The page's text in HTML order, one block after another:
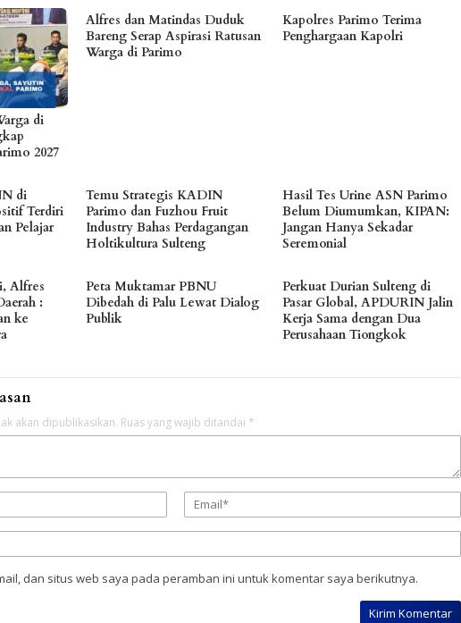
di
2027
Alfres dan Matindas Duduk
Bareng Serap Aspirasi Ratusan
Warga di Parimo
Kapolres Parimo Terima
Penghargaan Kapolri
di
Terdiri
Pelajar
Temu Strategis KADIN
Parimo dan Fuzhou Fruit
Industry Bahas Perdagangan
Holtikultura Sulteng
Hasil Tes Urine ASN Parimo
Belum Diumumkan, KIPAN:
Jangan Hanya Sekadar
Seremonial
Alfres
:
ke
Peta Muktamar PBNU
Dibedah di Palu Lewat Dialog
Publik
Perkuat Durian Sulteng di
Pasar Global, APDURIN Jalin
Kerja Sama dengan Dua
Perusahaan Tiongkok
akan dipublikasikan. Ruas yang wajib ditandai *
dan situs web saya pada peramban ini untuk komentar saya berikutnya.